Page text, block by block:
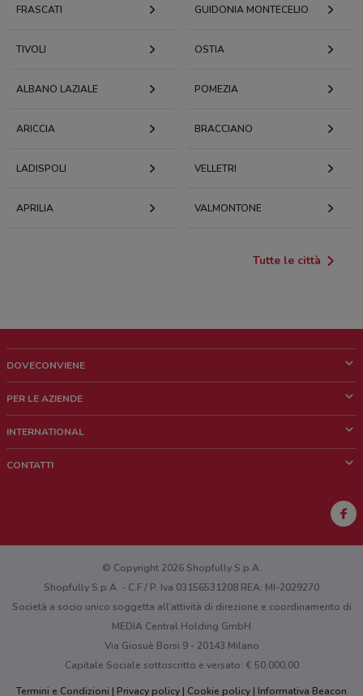
FRASCATI GUIDONIA MONTECELIO
TIVOLI OSTIA
ALBANO LAZIALE POMEZIA
ARICCIA BRACCIANO
LADISPOLI VELLETRI
APRILIA VALMONTONE
Tutte le città
DOVECONVIENE
Chi siamo
Lavora con noi
PER LE AZIENDE
Richieste commerciali e marketing
INTERNATIONAL
CONTATTI
Hai un malfunzionamento sul web o sull'app?
© Copyright 2026 Shopfully S.p.A.
Shopfully S.p.A. - C.F / P. Iva 03156531208 REA: MI-2029270
Società a socio unico soggetta all’attività di direzione e coordinamento di
MEDIA Central Holding GmbH
Via Giosuè Borsi 9 - 20143 Milano
Capitale Sociale sottoscritto e versato: € 50.000,00
Termini e Condizioni
Privacy policy Cookie policy Informativa Beacon